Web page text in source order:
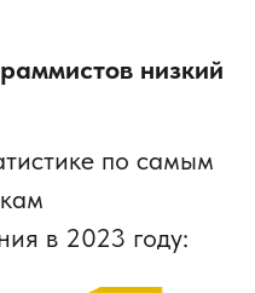
низкий
по самым
в 2023 году: